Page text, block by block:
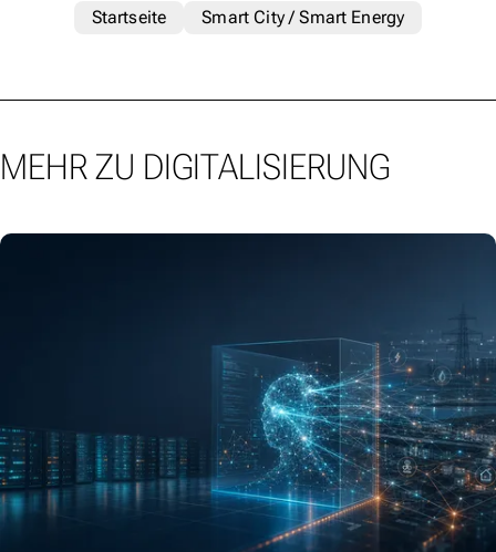
Startseite
Smart City / Smart Energy
MEHR ZU DIGITALISIERUNG